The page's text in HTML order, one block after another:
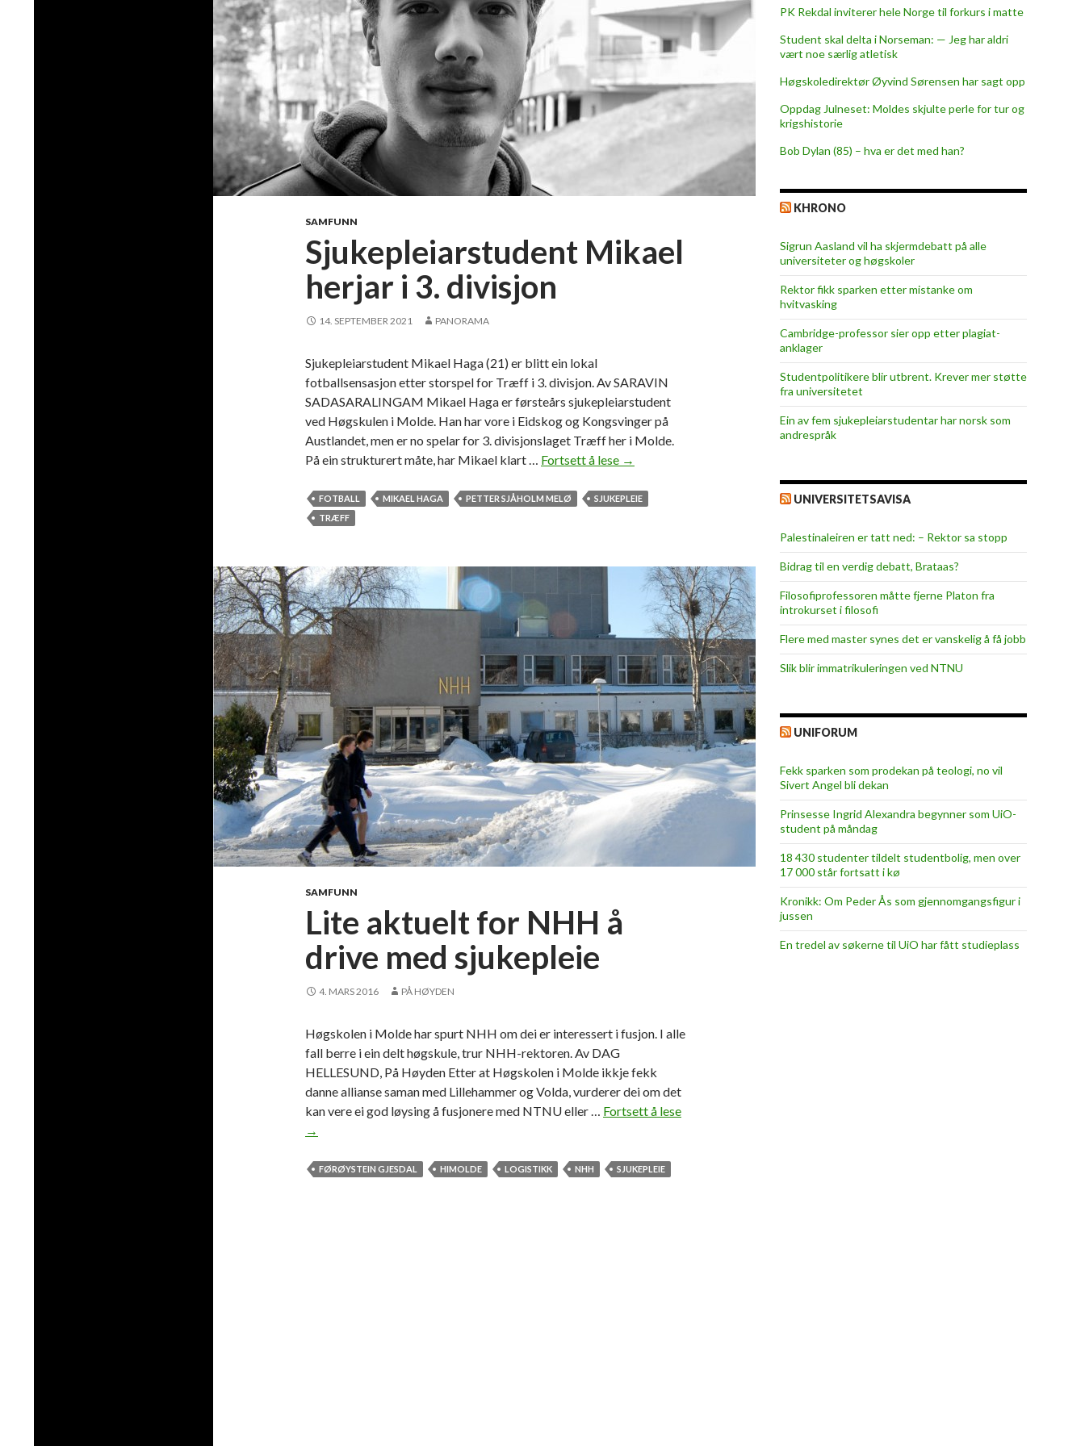
SAMFUNN
Sjukepleiarstudent Mikael
herjar i 3. divisjon
14. SEPTEMBER 2021 PANORAMA
Sjukepleiarstudent Mikael Haga (21) er blitt ein lokal
fotballsensasjon etter storspel for Træff i 3. divisjon. Av SARAVIN
SADASARALINGAM Mikael Haga er førsteårs sjukepleiarstudent
ved Høgskulen i Molde. Han har vore i Eidskog og Kongsvinger på
Austlandet, men er no spelar for 3. divisjonslaget Træff her i Molde.
På ein strukturert måte, har Mikael klart … Fortsett å lese S
u
a
r
s
t
u
d
e
n
t
M
i
a
i
.
d
i
s
→
FOTBALL MIKAEL HAGA PETTER SJÅHOLM MELØ
SJUKEPLEIE
TRÆFF
SAMFUNN
Lite aktuelt for NHH å
drive med sjukepleie
4. MARS 2016 PÅ HØYDEN
Høgskolen i Molde har spurt NHH om dei er interessert i fusjon. I alle
fall berre i ein delt høgskule, trur NHH-rektoren. Av DAG
HELLESUND, På Høyden Etter at Høgskolen i Molde ikkje fekk
danne allianse saman med Lillehammer og Volda, vurderer dei om det
kan vere ei god løysing å fusjonere med NTNU eller … Fortsett å lese
→
FØRØYSTEIN GJESDAL HIMOLDE LOGISTIKK NHH SJUKEPLEIE
PK Rekdal inviterer hele Norge til forkurs i matte
Student skal delta i Norseman: — Jeg har aldri
vært noe særlig atletisk
Høgskoledirektør Øyvind Sørensen har sagt opp
Oppdag Julneset: Moldes skjulte perle for tur og
krigshistorie
Bob Dylan (85) – hva er det med han?
KHRONO
Sigrun Aasland vil ha skjerm­debatt på alle
universiteter og høgskoler
Rektor fikk sparken etter mistanke om
hvitvasking
Cambridge-professor sier opp etter plagiat-
anklager
Studentpolitikere blir utbrent. Krever mer støtte
fra universitetet
Ein av fem sjukepleiar­studentar har norsk som
andrespråk
UNIVERSITETSAVISA
Palestinaleiren er tatt ned: – Rektor sa stopp
Bidrag til en verdig debatt, Brataas?
Filosofiprofessoren måtte fjerne Platon fra
introkurset i filosofi
Flere med master synes det er vanskelig å få jobb
Slik blir immatrikuleringen ved NTNU
UNIFORUM
Fekk sparken som prodekan på teologi, no vil
Sivert Angel bli dekan
Prinsesse Ingrid Alexandra begynner som UiO-
student på måndag
18 430 studenter tildelt studentbolig, men over
17 000 står fortsatt i kø
Kronikk: Om Peder Ås som gjennomgangsfigur i
jussen
En tredel av søkerne til UiO har fått studieplass